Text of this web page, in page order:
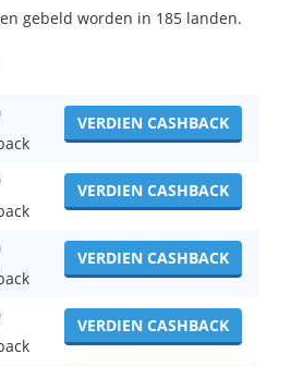
gebeld worden in 185 landen.
VERDIEN CASHBACK
VERDIEN CASHBACK
VERDIEN CASHBACK
VERDIEN CASHBACK